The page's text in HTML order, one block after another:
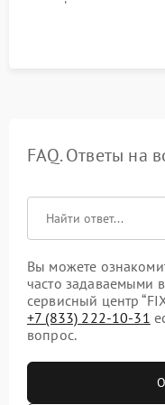
графического чипа
артефактов
FAQ. Ответы на
Вы можете
часто задаваемыми
сервисный центр
+7 (833) 222-10-31
вопрос.